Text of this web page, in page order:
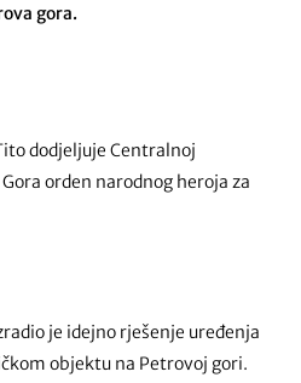
gora.
dodjeljuje Centralnoj
orden narodnog heroja za
je idejno rješenje uređenja
objektu na Petrovoj gori.